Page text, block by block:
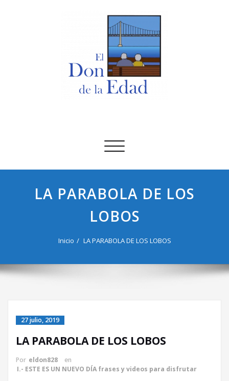
Alternar
LA PARABOLA DE LOS
LOBOS
Inicio LA PARABOLA DE LOS LOBOS
27 julio, 2019
LA PARABOLA DE LOS LOBOS
Por eldon828
en
I.- ESTE ES UN NUEVO DÍA frases y videos para disfrutar